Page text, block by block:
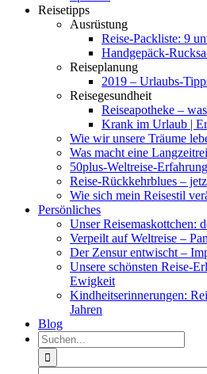
Reisetipps
Ausrüstung
Reise-Packliste: 9
Handgepäck-
Reiseplanung
2019 – Urlaubs-
Reisegesundheit
Reiseapotheke –
Krank im Urlaub |
Wie wir unsere Träume
Was macht eine
50plus-Weltreise-
Reise-Rückkehrblues –
Wie sich mein Reisestil
Persönliches
Unser Reisemaskottchen:
Verpeilt auf Weltreise –
Der Zensur entwischt –
Unsere schönsten Reise-
Ewigkeit
Kindheitserinnerungen:
Jahren
Blog
Suche
nach: